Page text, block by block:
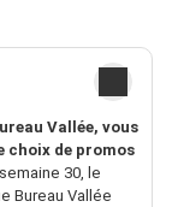
Vallée, vous
choix de promos
30, le
Bureau Vallée